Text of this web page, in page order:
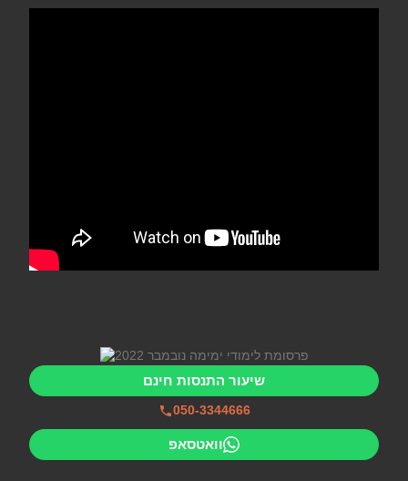
שיעור התנסות חינם
050-3344666
וואטסאפ